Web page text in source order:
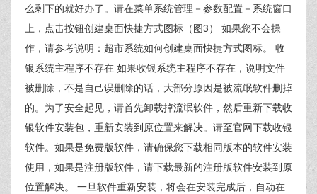
么剩下的就好办了。请在菜单系统管理－参数配置－系统窗口
上，点击按钮创建桌面快捷方式图标（图3） 如果您不会操
作，请参考说明：超市系统如何创建桌面快捷方式图标。 收
银系统主程序不存在 如果收银系统主程序不存在，说明文件
被删除，不是自己误删除的话，大部分原因是被流氓软件删掉
的。为了安全起见，请首先卸载掉流氓软件，然后重新下载收
银软件安装包，重新安装到原位置来解决。请至官网下载收银
软件。如果是免费版软件，请确保您下载相同版本的软件安装
使用，如果是注册版软件，请下载最新的注册版软件安装到原
位置解决。 一旦软件重新安装，将会在安装完成后，自动在